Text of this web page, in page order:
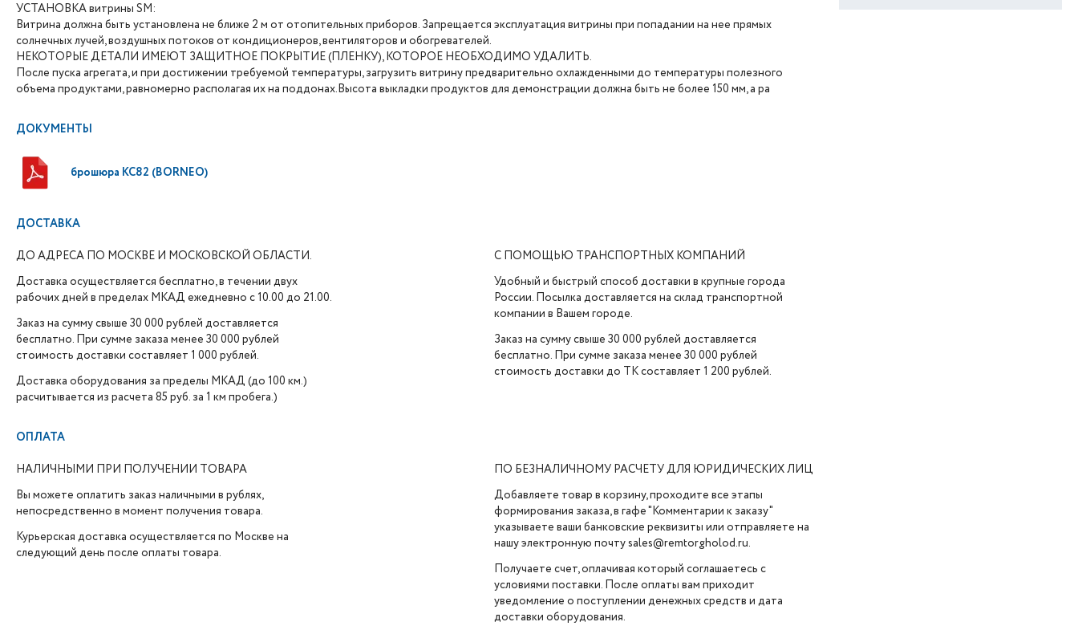
УСТАНОВКА витрины SM:
Витрина должна быть установлена не ближе 2 м от отопительных приборов. Запрещается эксплуатация витрины при попадании на нее прямых
солнечных лучей, воздушных потоков от кондиционеров, вентиляторов и обогревателей.
НЕКОТОРЫЕ ДЕТАЛИ ИМЕЮТ ЗАЩИТНОЕ ПОКРЫТИЕ (ПЛЕНКУ), КОТОРОЕ НЕОБХОДИМО УДАЛИТЬ.
После пуска агрегата, и при достижении требуемой температуры, загрузить витрину предварительно охлажденными до температуры полезного
объема продуктами, равномерно располагая их на поддонах.Высота выкладки продуктов для демонстрации должна быть не более 150 мм, а ра
ДОКУМЕНТЫ
брошюра KC82 (BORNEO)
ДОСТАВКА
ДО АДРЕСА ПО МОСКВЕ И МОСКОВСКОЙ ОБЛАСТИ.
Доставка осуществляется бесплатно, в течении двух
рабочих дней в пределах МКАД ежедневно с 10.00 до 21.00.
Заказ на сумму свыше 30 000 рублей доставляется
бесплатно. При сумме заказа менее 30 000 рублей
стоимость доставки составляет 1 000 рублей.
Доставка оборудования за пределы МКАД (до 100 км.)
расчитывается из расчета 85 руб. за 1 км пробега.)
С ПОМОЩЬЮ ТРАНСПОРТНЫХ КОМПАНИЙ
Удобный и быстрый способ доставки в крупные города
России. Посылка доставляется на склад транспортной
компании в Вашем городе.
Заказ на сумму свыше 30 000 рублей доставляется
бесплатно. При сумме заказа менее 30 000 рублей
стоимость доставки до ТК составляет 1 200 рублей.
ОПЛАТА
НАЛИЧНЫМИ ПРИ ПОЛУЧЕНИИ ТОВАРА
Вы можете оплатить заказ наличными в рублях,
непосредственно в момент получения товара.
Курьерская доставка осуществляется по Москве на
следующий день после оплаты товара.
ПО БЕЗНАЛИЧНОМУ РАСЧЕТУ ДЛЯ ЮРИДИЧЕСКИХ ЛИЦ
Добавляете товар в корзину, проходите все этапы
формирования заказа, в гафе "Комментарии к заказу"
указываете ваши банковские реквизиты или отправляете на
нашу электронную почту sales@remtorgholod.ru.
Получаете счет, оплачивая который соглашаетесь с
условиями поставки. После оплаты вам приходит
уведомление о поступлении денежных средств и дата
доставки оборудования.